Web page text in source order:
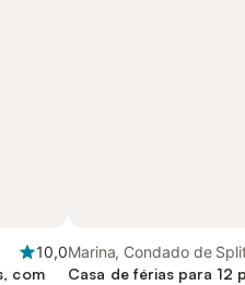
10,0
com
Marina, Condado de
Casa de férias para 12